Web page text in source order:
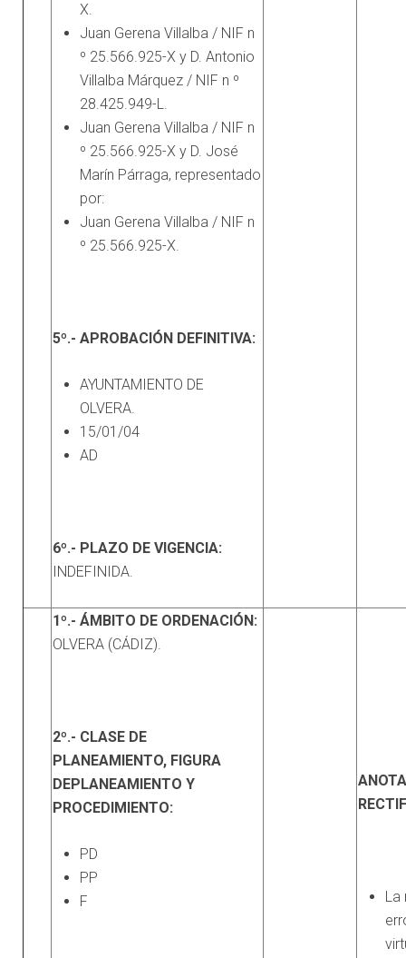
X.
Juan Gerena Villalba / NIF n
º 25.566.925-X y D. Antonio
Villalba Márquez / NIF n º
28.425.949-L.
Juan Gerena Villalba / NIF n
º 25.566.925-X y D. José
Marín Párraga, representado
por:
Juan Gerena Villalba / NIF n
º 25.566.925-X.
5º.- APROBACIÓN DEFINITIVA:
AYUNTAMIENTO DE
OLVERA.
15/01/04
AD
6º.- PLAZO DE VIGENCIA:
INDEFINIDA.
1º.- ÁMBITO DE ORDENACIÓN:
OLVERA (CÁDIZ).
2º.- CLASE DE
PLANEAMIENTO, FIGURA
DEPLANEAMIENTO Y
PROCEDIMIENTO:
PD
PP
F
La